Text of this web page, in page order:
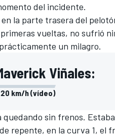
del incidente.
la parte trasera del
vueltas, no sufrió
un milagro.
Viñales:
km/h (vídeo)
quedando sin frenos.
repente, en la curva 1, el